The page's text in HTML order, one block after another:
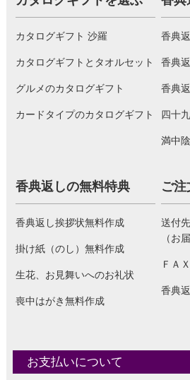
カタログギフト 沙羅
カタログギフトとタオルセット
グルメのカタログギフト
カードタイプのカタログギフト
香典
香典
香典
四十
満中
香典返しの無料特典
香典返し挨拶状無料作成
掛け紙（のし）無料作成
生花、お見舞いへのお礼状
喪中はがき無料作成
ご
送付
（お
ＦＡ
香典
お支払いについて